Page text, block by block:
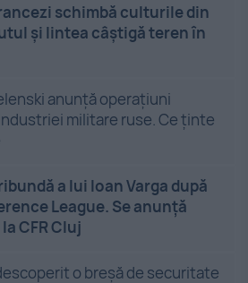
schimbă culturile din
și lintea câștigă teren în
anunță operațiuni
militare ruse. Ce ținte
a lui Ioan Varga după
League. Se anunță
CFR Cluj
o breșă de securitate